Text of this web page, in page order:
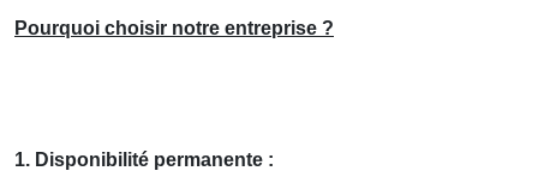
Pourquoi choisir notre entreprise ?
1. Disponibilité permanente :